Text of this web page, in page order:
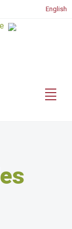
English